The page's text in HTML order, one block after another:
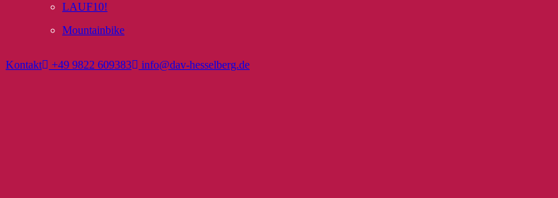
LAUF10!
Mountainbike
Kontakt +49 9822 609383 info@dav-hesselberg.de